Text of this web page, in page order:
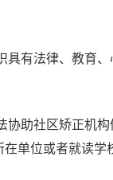
具有法律、教育
协助社区矫正机
单位或者就读